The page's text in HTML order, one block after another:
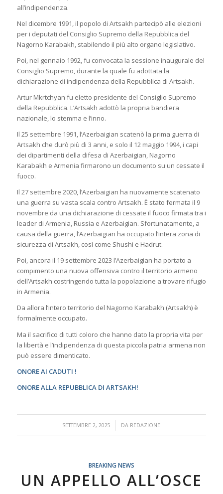
all’indipendenza.
Nel dicembre 1991, il popolo di Artsakh partecipò alle elezioni
per i deputati del Consiglio Supremo della Repubblica del
Nagorno Karabakh, stabilendo il più alto organo legislativo.
Poi, nel gennaio 1992, fu convocata la sessione inaugurale del
Consiglio Supremo, durante la quale fu adottata la
dichiarazione di indipendenza della Repubblica di Artsakh.
Artur Mkrtchyan fu eletto presidente del Consiglio Supremo
della Repubblica. L’Artsakh adottò la propria bandiera
nazionale, lo stemma e l’inno.
Il 25 settembre 1991, l’Azerbaigian scatenò la prima guerra di
Artsakh che durò più di 3 anni, e solo il 12 maggio 1994, i capi
dei dipartimenti della difesa di Azerbaigian, Nagorno
Karabakh e Armenia firmarono un documento su un cessate il
fuoco.
Il 27 settembre 2020, l’Azerbaigian ha nuovamente scatenato
una guerra su vasta scala contro Artsakh. È stato fermata il 9
novembre da una dichiarazione di cessate il fuoco firmata tra i
leader di Armenia, Russia e Azerbaigian. Sfortunatamente, a
causa della guerra, l’Azerbaigian ha occupato l’intera zona di
sicurezza di Artsakh, così come Shushi e Hadrut.
Poi, ancora il 19 settembre 2023 l’Azerbaigian ha portato a
compimento una nuova offensiva contro il territorio armeno
dell’Artsakh costringendo tutta la popolazione a trovare rifugio
in Armenia.
Da allora l’intero territorio del Nagorno Karabakh (Artsakh) è
formalmente occupato.
Ma il sacrifico di tutti coloro che hanno dato la propria vita per
la libertà e l’indipendenza di questa piccola patria armena non
può essere dimenticato.
ONORE AI CADUTI !
ONORE ALLA REPUBBLICA DI ARTSAKH!
SETTEMBRE 2, 2025
/ DA REDAZIONE
BREAKING NEWS
UN APPELLO ALL’OSCE